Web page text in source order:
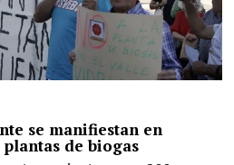
se manifiestan en
de biogas